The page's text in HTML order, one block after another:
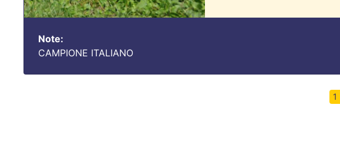
Note:
CAMPIONE ITALIANO
1